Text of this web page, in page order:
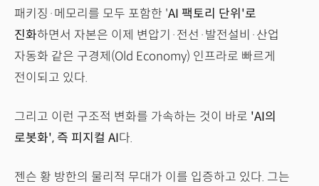
패키징·메모리를 모두 포함한 'AI 팩토리 단위'로
진화하면서 자본은 이제 변압기·전선·발전설비·산업
자동화 같은 구경제(Old Economy) 인프라로 빠르게
전이되고 있다.
그리고 이런 구조적 변화를 가속하는 것이 바로 'AI의
로봇화', 즉 피지컬 AI다.
젠슨 황 방한의 물리적 무대가 이를 입증하고 있다. 그는